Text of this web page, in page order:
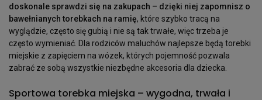
doskonale sprawdzi się na zakupach – dzięki niej zapomnisz o
bawełnianych torebkach na ramię, które szybko tracą na
wyglądzie, często się gubią i nie są tak trwałe, więc trzeba je
często wymieniać. Dla rodziców maluchów najlepsze będą torebki
miejskie z zapięciem na wózek, których pojemność pozwala
zabrać ze sobą wszystkie niezbędne akcesoria dla dziecka.
Sportowa torebka miejska – wygodna, trwała i